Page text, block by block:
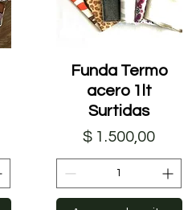
Vista rápida
Funda Termo
acero 1lt
Surtidas
Precio
$ 1.500,00